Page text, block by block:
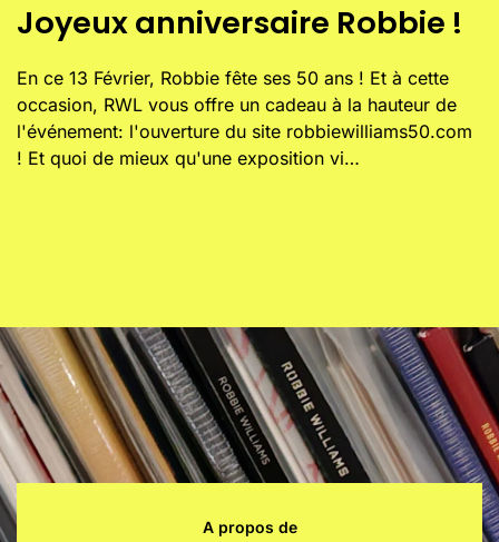
Joyeux anniversaire Robbie !
En ce 13 Février, Robbie fête ses 50 ans ! Et à cette
occasion, RWL vous offre un cadeau à la hauteur de
l'événement: l'ouverture du site robbiewilliams50.com
! Et quoi de mieux qu'une exposition vi…
A propos de